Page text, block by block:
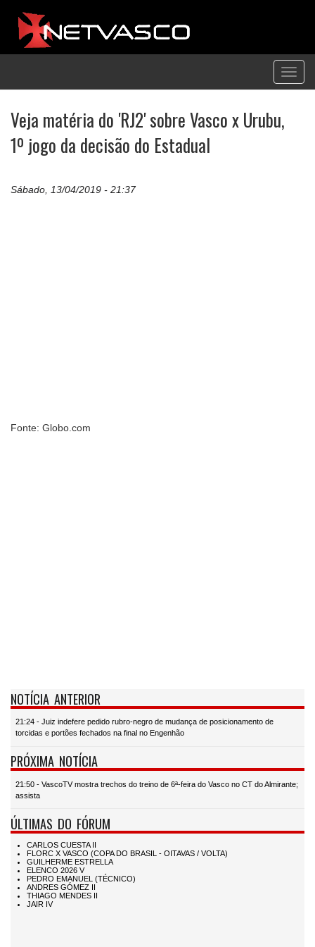
Veja matéria do 'RJ2' sobre Vasco x Urubu,
1º jogo da decisão do Estadual
Sábado, 13/04/2019 - 21:37
Fonte: Globo.com
NOTÍCIA ANTERIOR
21:24 - Juiz indefere pedido rubro-negro de mudança de posicionamento de
torcidas e portões fechados na final no Engenhão
PRÓXIMA NOTÍCIA
21:50 - VascoTV mostra trechos do treino de 6ª-feira do Vasco no CT do Almirante;
assista
ÚLTIMAS DO FÓRUM